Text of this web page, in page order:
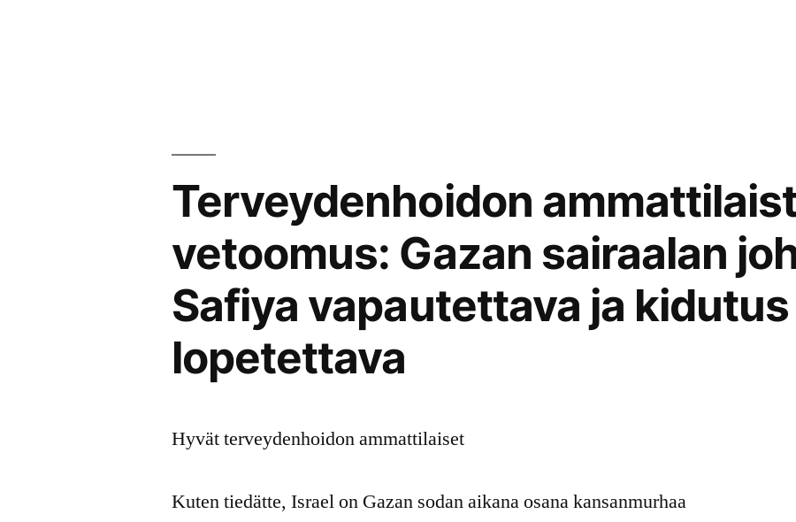
Terveydenhoidon
vetoomus: Gazan sairaalan
Safiya vapautettava ja kidutus
lopetettava
Hyvät terveydenhoidon ammattilaiset
Kuten tiedätte, Israel on Gazan sodan aikana osana kansanmurhaa